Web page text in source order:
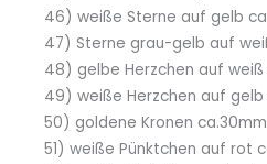
46) weiße Sterne auf gelb
47) Sterne grau-gelb auf
48) gelbe Herzchen auf weiß
49) weiße Herzchen auf gelb
50) goldene Kronen
51) weiße Pünktchen auf rot